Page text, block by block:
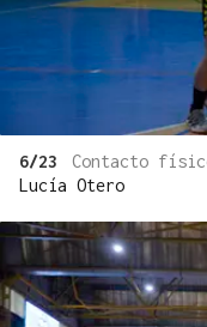
6/23 Contacto
Lucía Otero